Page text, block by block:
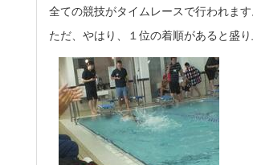
全ての競技がタイムレースで行われます
ただ、やはり、１位の着順があると盛り